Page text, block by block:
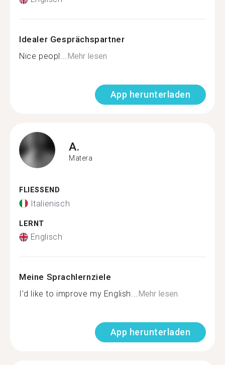
Idealer Gesprächspartner
Nice peopl...Mehr lesen
App herunterladen
A.
Matera
FLIESSEND
Italienisch
LERNT
Englisch
Meine Sprachlernziele
I’d like to improve my English...Mehr lesen
App herunterladen